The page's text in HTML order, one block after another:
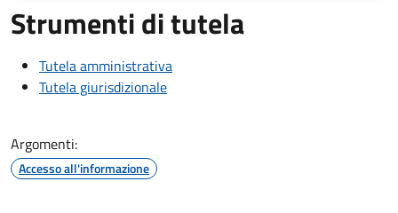
Strumenti di tutela
Tutela amministrativa
Tutela giurisdizionale
Argomenti:
Accesso all'informazione